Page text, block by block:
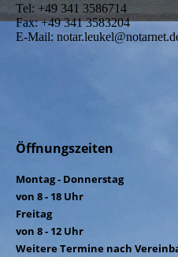
Tel: +49 341 3586714
Fax: +49 341 3583204
E-Mail:
Öffnungszeiten
Montag - Donnerstag
von 8 - 18 Uhr
Freitag
von 8 - 12 Uhr
Weitere Termine nach